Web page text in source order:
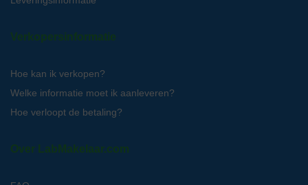
Verkopersinformatie
Hoe kan ik verkopen?
Welke informatie moet ik aanleveren?
Hoe verloopt de betaling?
Over LabMakelaar.com